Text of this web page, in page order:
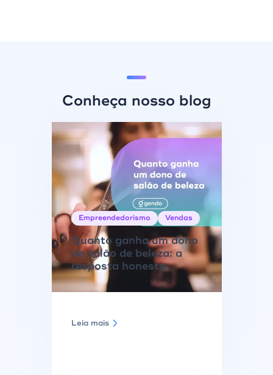
Conheça nosso blog
Empreendedorismo Vendas
Quanto ganha um dono
de salão de beleza: a
resposta honesta
Leia mais